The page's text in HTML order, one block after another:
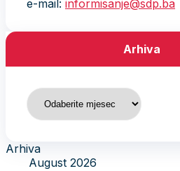
e-mail: informisanje@sdp.ba
Arhiva
Arhiva
Arhiva
August 2026